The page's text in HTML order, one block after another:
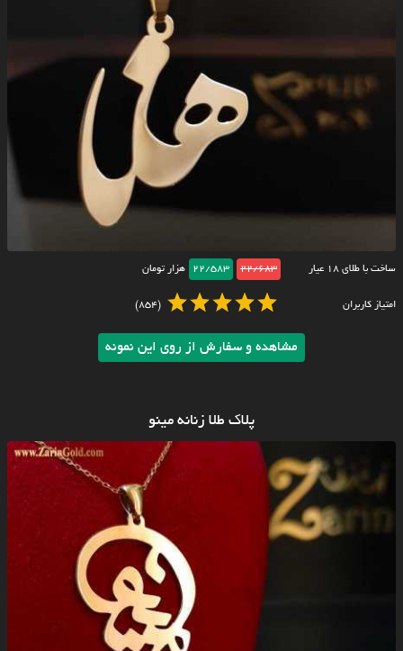
ساخت با طلای ۱۸ عیار 22/683
22/583 هزار تومان
امتیاز کاربران (854)
مشاهده و سفارش از روی این نمونه
پلاک طلا زنانه مینو